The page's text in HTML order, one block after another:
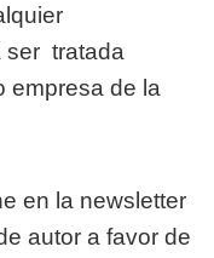
ser tratada
empresa de la
en la newsletter
autor a favor de